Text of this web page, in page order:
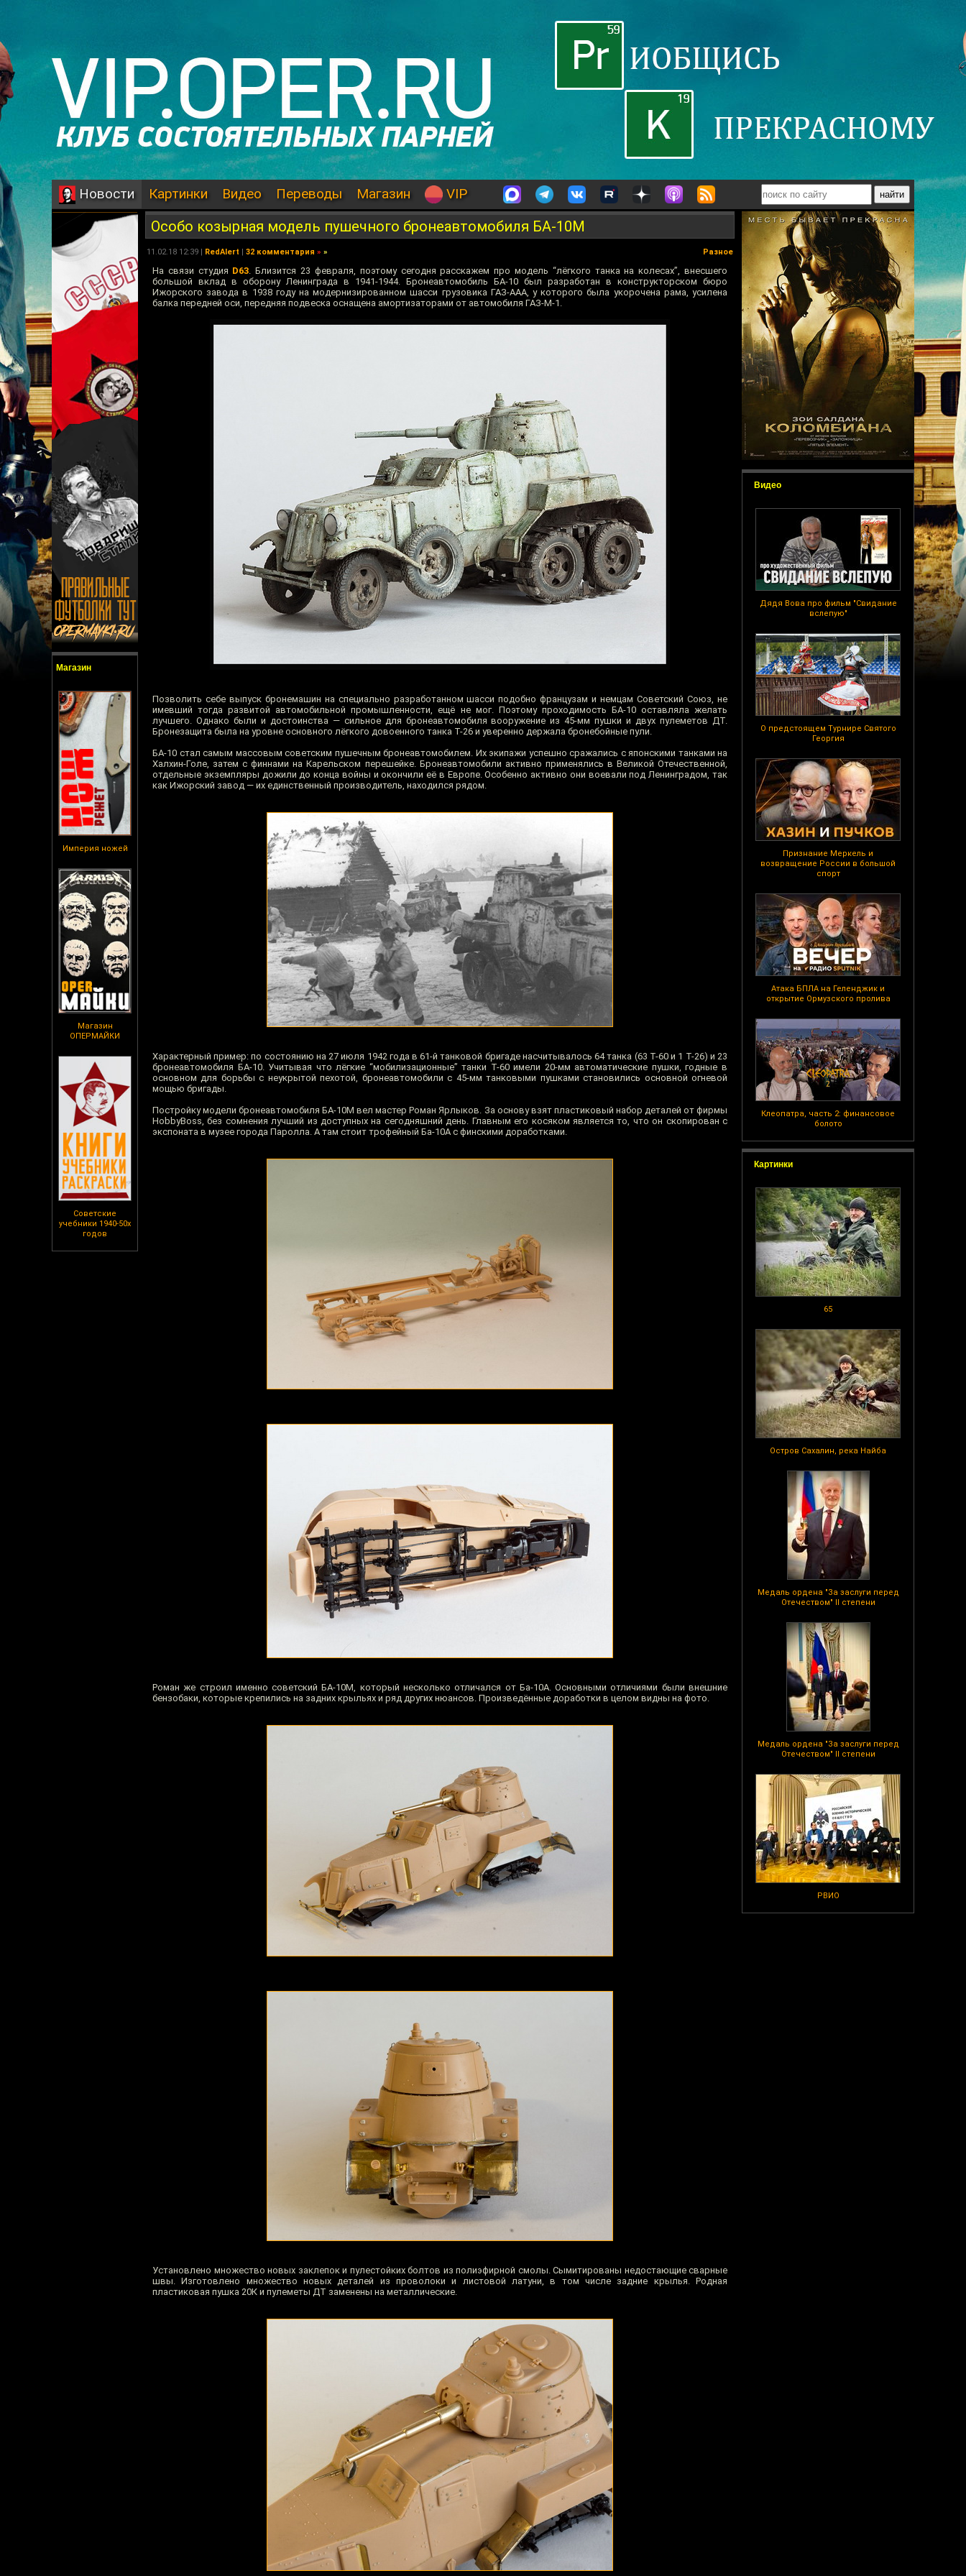
Новости Картинки Видео Переводы Магазин VIP
Магазин
Империя ножей
Магазин
ОПЕРМАЙКИ
Советские
учебники 1940-50х
годов
Видео
Дядя Вова про фильм "Свидание
вслепую"
О предстоящем Турнире Святого
Георгия
Признание Меркель и
возвращение России в большой
спорт
Атака БПЛА на Геленджик и
открытие Ормузского пролива
Клеопатра, часть 2: финансовое
болото
Картинки
65
Остров Сахалин, река Найба
Медаль ордена "За заслуги перед
Отечеством" II степени
Медаль ордена "За заслуги перед
Отечеством" II степени
РВИО
Особо козырная модель пушечного бронеавтомобиля БА-10М
11.02.18 12:39 | RedAlert | 32 комментария » » Разное
На связи студия D63. Близится 23 февраля, поэтому сегодня расскажем про модель “лёгкого танка на колесах”, внесшего
большой вклад в оборону Ленинграда в 1941-1944. Бронеавтомобиль БА-10 был разработан в конструкторском бюро
Ижорского завода в 1938 году на модернизированном шасси грузовика ГАЗ-ААА, у которого была укорочена рама, усилена
балка передней оси, передняя подвеска оснащена амортизаторами от автомобиля ГАЗ-М-1.
Позволить себе выпуск бронемашин на специально разработанном шасси подобно французам и немцам Советский Союз, не
имевший тогда развитой автомобильной промышленности, ещё не мог. Поэтому проходимость БА-10 оставляла желать
лучшего. Однако были и достоинства — сильное для бронеавтомобиля вооружение из 45-мм пушки и двух пулеметов ДТ.
Бронезащита была на уровне основного лёгкого довоенного танка Т-26 и уверенно держала бронебойные пули.
БА-10 стал самым массовым советским пушечным бронеавтомобилем. Их экипажи успешно сражались с японскими танками на
Халхин-Голе, затем с финнами на Карельском перешейке. Бронеавтомобили активно применялись в Великой Отечественной,
отдельные экземпляры дожили до конца войны и окончили её в Европе. Особенно активно они воевали под Ленинградом, так
как Ижорский завод — их единственный производитель, находился рядом.
Характерный пример: по состоянию на 27 июля 1942 года в 61-й танковой бригаде насчитывалось 64 танка (63 Т-60 и 1 Т-26) и 23
бронеавтомобиля БА-10. Учитывая что лёгкие “мобилизационные” танки Т-60 имели 20-мм автоматические пушки, годные в
основном для борьбы с неукрытой пехотой, бронеавтомобили с 45-мм танковыми пушками становились основной огневой
мощью бригады.
Постройку модели бронеавтомобиля БА-10М вел мастер Роман Ярлыков. За основу взят пластиковый набор деталей от фирмы
HobbyBoss, без сомнения лучший из доступных на сегодняшний день. Главным его косяком является то, что он скопирован с
экспоната в музее города Паролла. А там стоит трофейный Ба-10А с финскими доработками.
Роман же строил именно советский БА-10М, который несколько отличался от Ба-10А. Основными отличиями были внешние
бензобаки, которые крепились на задних крыльях и ряд других нюансов. Произведённые доработки в целом видны на фото.
Установлено множество новых заклепок и пулестойких болтов из полиэфирной смолы. Сымитированы недостающие сварные
швы. Изготовлено множество новых деталей из проволоки и листовой латуни, в том числе задние крылья. Родная
пластиковая пушка 20К и пулеметы ДТ заменены на металлические.